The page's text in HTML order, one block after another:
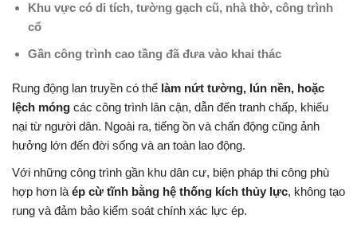
Khu vực có di tích, tường gạch cũ, nhà thờ, công trình
cổ
Gần công trình cao tầng đã đưa vào khai thác
Rung động lan truyền có thể làm nứt tường, lún nền, hoặc
lệch móng các công trình lân cận, dẫn đến tranh chấp, khiếu
nại từ người dân. Ngoài ra, tiếng ồn và chấn động cũng ảnh
hưởng lớn đến đời sống và an toàn lao động.
Với những công trình gần khu dân cư, biện pháp thi công phù
hợp hơn là ép cừ tĩnh bằng hệ thống kích thủy lực, không tạo
rung và đảm bảo kiểm soát chính xác lực ép.